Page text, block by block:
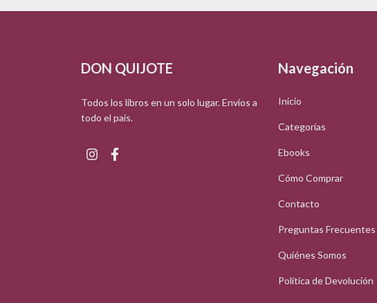
DON QUIJOTE
Todos los libros en un solo lugar. Envíos a
todo el país.
Navegación
Inicio
Categorías
Ebooks
Cómo Comprar
Contacto
Preguntas Frecuentes
Quiénes Somos
Política de Devolución